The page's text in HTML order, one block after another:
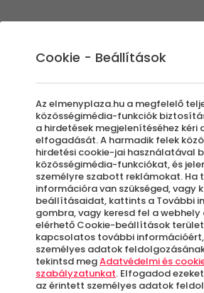
Sétahajózás
Szűrők beállítása
Élmények
Cookie - Beállítások
Az elmenyplaza.hu a megfelelő
közösségimédia-funkciók
a hirdetések megjelenítéséhez kéri
elfogadását. A harmadik felek
hirdetési cookie-jai használatával
közösségimédia-funkciókat, és
személyre szabott reklámokat. Ha
információra van szükséged, vagy
beállításaidat, kattints a További
gombra, vagy keresd fel a webhely
elérhető Cookie-beállítások
kapcsolatos további
személyes adatok
tekintsd megAdatvédelmi és
szabályzatunkat. Elfogadod
az érintett személyes adatok